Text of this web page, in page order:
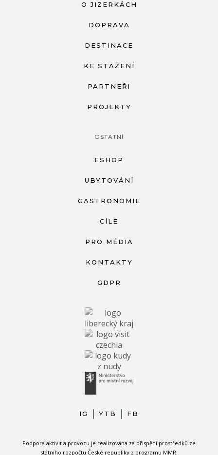
O JIZERKÁCH
DOPRAVA
DESTINACE
KE STAŽENÍ
PARTNEŘI
PROJEKTY
OSTATNÍ
ESHOP
UBYTOVÁNÍ
GASTRONOMIE
CÍLE
PRO MÉDIA
KONTAKTY
GDPR
IG YTB FB
Podpora aktivit a provozu je realizována za přispění prostředků ze
státního rozpočtu České republiky z programu MMR.